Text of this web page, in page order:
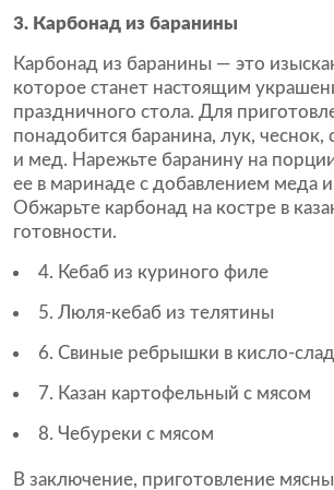
3. Карбонад из баранины
Карбонад из баранины — это
которое станет настоящим
праздничного стола. Для
понадобится баранина, лук, чеснок,
и мед. Нарежьте баранину на
ее в маринаде с добавлением меда
Обжарьте карбонад на костре в
готовности.
4. Кебаб из куриного филе
5. Люля-кебаб из телятины
6. Свиные ребрышки в кисло-
7. Казан картофельный с мясом
8. Чебуреки с мясом
В заключение, приготовление